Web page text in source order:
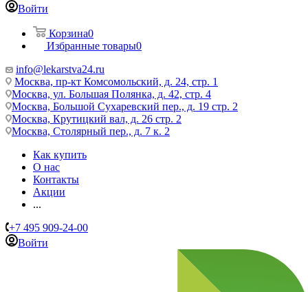
Войти
Корзина0
Избранные товары0
info@lekarstva24.ru
Москва, пр-кт Комсомольский, д. 24, стр. 1
Москва, ул. Большая Полянка, д. 42, стр. 4
Москва, Большой Сухаревский пер., д. 19 стр. 2
Москва, Крутицкий вал, д. 26 стр. 2
Москва, Столярный пер., д. 7 к. 2
Как купить
О нас
Контакты
Акции
...
+7 495 909-24-00
Войти